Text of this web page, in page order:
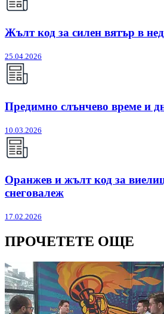
Жълт код за силен вятър в
25.04.2026
Предимно слънчево време и
10.03.2026
Оранжев и жълт код за
снеговалеж
17.02.2026
ПРОЧЕТЕТЕ ОЩЕ